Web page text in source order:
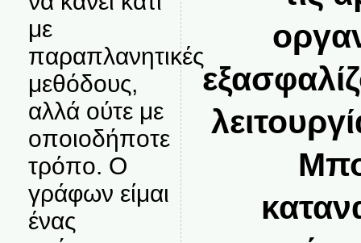
με
παραπλανητικές
μεθόδους,
αλλά ούτε με
οποιοδήποτε
τρόπο. Ο
γράφων είμαι
ένας